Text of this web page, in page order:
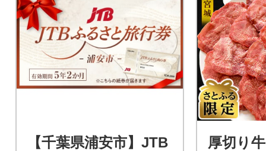
【千葉県浦安市】JTB
厚切り